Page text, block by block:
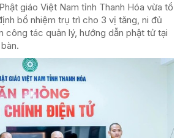
giáo Việt Nam tỉnh Thanh Hóa vừa tổ
bổ nhiệm trụ trì cho 3 vị tăng, ni đủ
công tác quản lý, hướng dẫn phật tử tại